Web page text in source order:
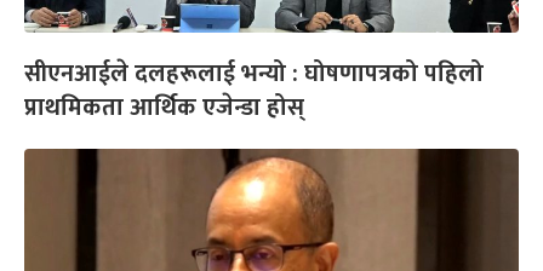
सीएनआईले दलहरूलाई भन्यो : घोषणापत्रको पहिलो
प्राथमिकता आर्थिक एजेन्डा होस्